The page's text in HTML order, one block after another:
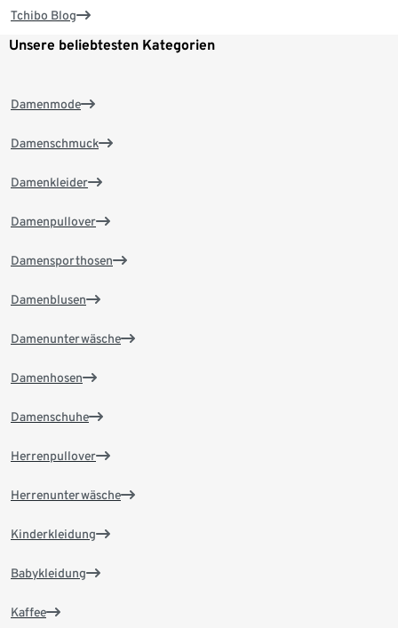
Tchibo Blog
Unsere beliebtesten Kategorien
Damenmode
Damenschmuck
Damenkleider
Damenpullover
Damensporthosen
Damenblusen
Damenunterwäsche
Damenhosen
Damenschuhe
Herrenpullover
Herrenunterwäsche
Kinderkleidung
Babykleidung
Kaffee